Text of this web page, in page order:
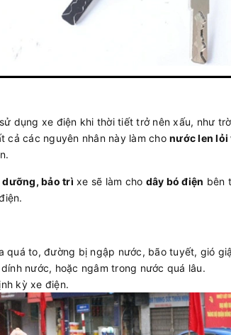
dụng xe điện khi thời tiết trở nên xấu, như
cả các nguyên nhân này làm cho nước len lỏi
bảo trì xe sẽ làm cho dây bó điện bên
quá to, đường bị ngập nước, bão tuyết, gió
nước, hoặc ngâm trong nước quá lâu.
kỳ xe điện.